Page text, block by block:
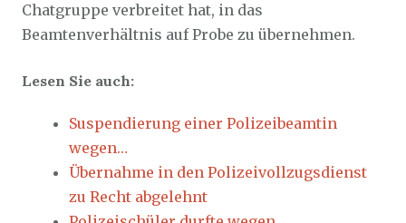
Chatgruppe verbreitet hat, in das
Beamtenverhältnis auf Probe zu übernehmen.
Lesen Sie auch:
Suspendierung einer Polizeibeamtin
wegen…
Übernahme in den Polizeivollzugsdienst
zu Recht abgelehnt